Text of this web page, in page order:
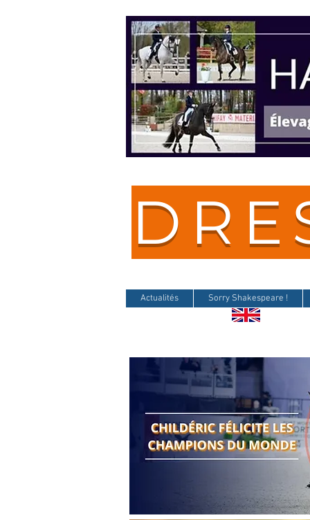
Actualités Sorry Shakespeare !